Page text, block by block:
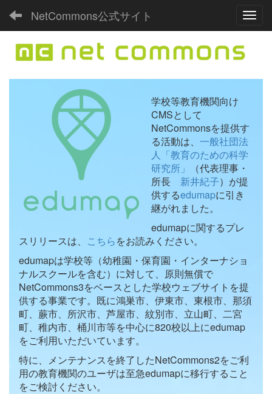
NetCommons公式サイト
学校等教育機関向け
CMSとして
NetCommonsを提供す
る活動は、 一般社団法
人「教育のための科学
研究所」
（代表理事・
所長 新井紀子）が提
供するedumapに引き
継がれました。
edumapに関するプレ
スリリースは、 こちらをお読みください。
edumapは学校等（幼稚園・保育園・インターナショ
ナルスクールを含む）に対して、原則無償で
NetCommons3をベースとした学校ウェブサイトを提
供する事業です。既に鴻巣市、伊東市、東根市、那須
町、蕨市、所沢市、芦屋市、紋別市、立山町、二宮
町、稚内市、桶川市等を中心に820校以上にedumap
をご利用いただいています。
特に、メンテナンスを終了したNetCommons2をご利
用の教育機関のユーザは至急edumapに移行すること
をご検討ください。